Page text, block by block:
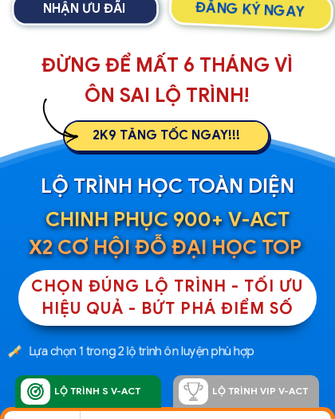
NHẬN ƯU ĐÃI ĐĂNG KÝ NGAY
2K9 TĂNG TỐC NGAY!!!
ĐỪNG ĐỂ MẤT 6 THÁNG VÌ
ÔN SAI LỘ TRÌNH!
CHỌN ĐÚNG LỘ TRÌNH - TỐI ƯU
HIỆU QUẢ - BỨT PHÁ ĐIỂM SỐ
CHINH PHỤC 900+ V-ACT
X2 CƠ HỘI ĐỖ ĐẠI HỌC TOP
LỘ TRÌNH HỌC TOÀN DIỆN
LỘ TRÌNH S V-ACT LỘ TRÌNH VIP V-ACT
Lựa chọn 1 trong 2 lộ trình ôn luyện phù hợp